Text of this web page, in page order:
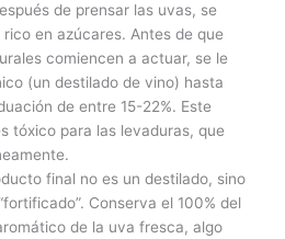
de prensar las uvas, se
en azúcares. Antes de que
comiencen a actuar, se le
(un destilado de vino) hasta
de entre 15-22%. Este
tóxico para las levaduras, que
final no es un destilado, sino
Conserva el 100% del
de la uva fresca, algo